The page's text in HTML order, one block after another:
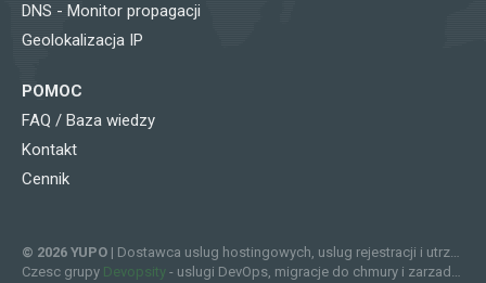
DNS - Monitor propagacji
Geolokalizacja IP
POMOC
FAQ / Baza wiedzy
Kontakt
Cennik
© 2026 YUPO | Dostawca uslug hostingowych, uslug rejestracji i utrzymania domen internetowych, certyfikatow SSL, serwerow wirtualizowanych (VPS) i serwerow dedykowanych.
Czesc grupy Devopsity - uslugi DevOps, migracje do chmury i zarzadzana infrastruktura.